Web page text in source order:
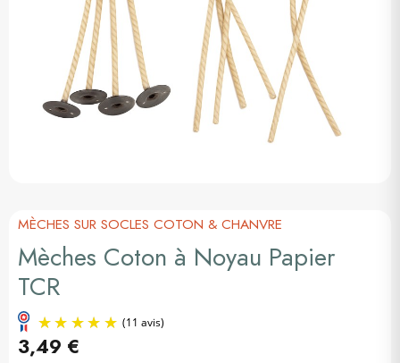
MÈCHES SUR SOCLES COTON & CHANVRE
Mèches Coton à Noyau Papier
TCR
3,49 €